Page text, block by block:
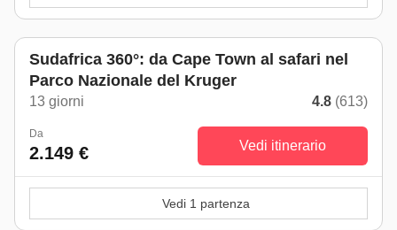
Sudafrica 360°: da Cape Town al safari nel
Parco Nazionale del Kruger
13 giorni 4.8 (613)
Da
2.149 € Vedi itinerario
Vedi 1 partenza